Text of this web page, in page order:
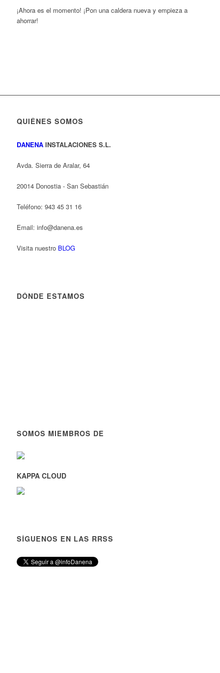
¡Ahora es el momento! ¡Pon una caldera nueva y empieza a
ahorrar!
QUIÉNES SOMOS
DANENAINSTALACIONES S.L.
Avda. Sierra de Aralar, 64
20014 Donostia - San Sebastián
Teléfono: 943 45 31 16
Email: info@danena.es
Visita nuestro BLOG
DÓNDE ESTAMOS
SOMOS MIEMBROS DE
KAPPA CLOUD
SÍGUENOS EN LAS RRSS